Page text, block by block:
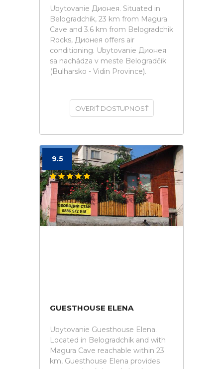
Ubytovanie Дионея. Situated in
Belogradchik, 23 km from Magura
Cave and 3.6 km from Belogradchik
Rocks, Дионея offers air
conditioning. Ubytovanie Дионея
sa nachádza v meste Belogradčik
(Bulharsko - Vidin Province).
OVERIŤ DOSTUPNOSŤ
9.5
GUESTHOUSE ELENA
Ubytovanie Guesthouse Elena.
Located in Belogradchik and with
Magura Cave reachable within 23
km, Guesthouse Elena provides